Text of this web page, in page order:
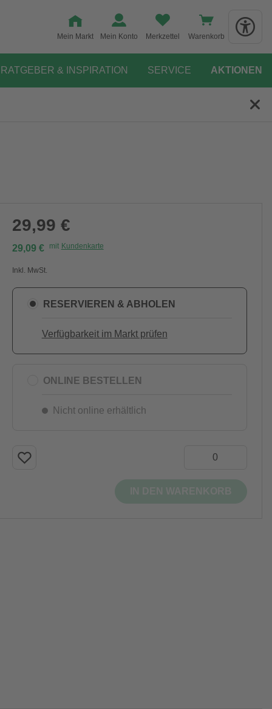
Mein Markt Mein Konto Merkzettel Warenkorb
RATGEBER & INSPIRATION SERVICE AKTIONEN
29,99 €
29,09 € mit Kundenkarte
Inkl. MwSt.
RESERVIEREN & ABHOLEN
Verfügbarkeit im Markt prüfen
ONLINE BESTELLEN
Nicht online erhältlich